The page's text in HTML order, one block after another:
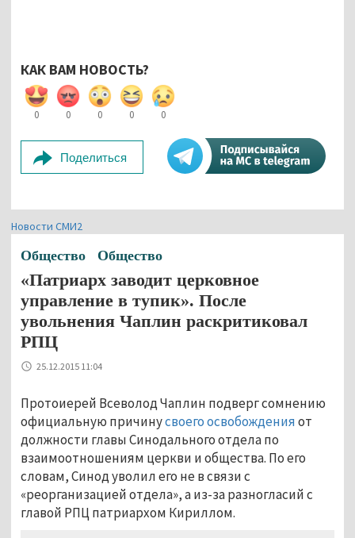
КАК ВАМ НОВОСТЬ?
0 0 0 0 0
Поделиться
Новости СМИ2
Общество Общество
«Патриарх заводит церковное
управление в тупик». После
увольнения Чаплин раскритиковал
РПЦ
25.12.2015 11:04
Протоиерей Всеволод Чаплин подверг сомнению
официальную причинусвоего освобожденияот
должности главы Синодального отдела по
взаимоотношениям церкви и общества. По его
словам, Синод уволил его не в связи с
«реорганизацией отдела», а из-за разногласий с
главой РПЦ патриархом Кириллом.